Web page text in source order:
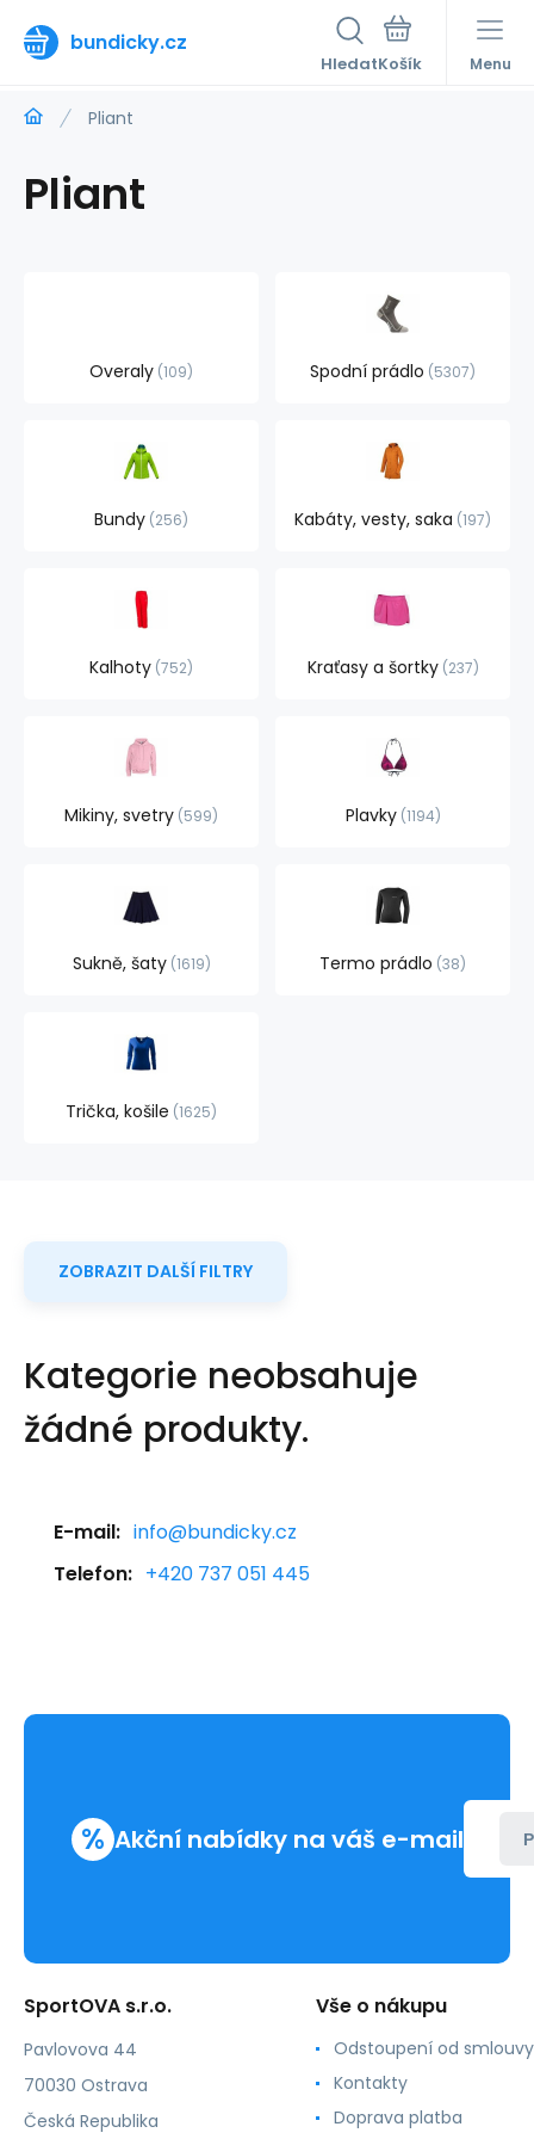
bundicky.cz
Hledat Menu
Pliant
Pliant
Overaly 109 Spodní prádlo 5307
Bundy 256 Kabáty, vesty, saka 197
Kalhoty 752 Kraťasy a šortky 237
Mikiny, svetry 599 Plavky 1194
Sukně, šaty 1619 Termo prádlo 38
Trička, košile 1625
ZOBRAZIT DALŠÍ FILTRY
Kategorie neobsahuje
žádné produkty.
E-mail: info@bundicky.cz
Telefon: +420 737 051 445
% Akční nabídky na váš e-mail
SportOVA s.r.o.
Pavlovova 44
70030 Ostrava
Česká Republika
Vše o nákupu
Odstoupení od smlouvy
Kontakty
Doprava platba